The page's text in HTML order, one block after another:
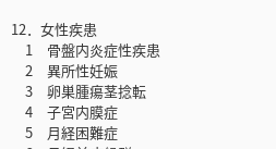
12．女性疾患
1 骨盤内炎症性疾患
2 異所性妊娠
3 卵巣腫瘍茎捻転
4 子宮内膜症
5 月経困難症